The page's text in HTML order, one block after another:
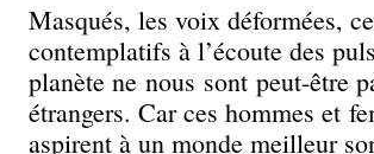
Masqués, les voix déformées,
contemplatifs à l’écoute des
planète ne nous sont peut-être
étrangers. Car ces hommes et
aspirent à un monde meilleur